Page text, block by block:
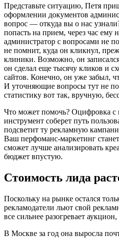
Представьте ситуацию, Петя
оформлении документов
вопрос — откуда вы о нас
попасть на прием, через час ему
администратор с вопросами не
не помнит, куда он кликнул,
клиники. Возможно, он
он сделал еще тысячу кликов и
сайтов. Конечно, он уже забыл,
И уточняющие вопросы тут не
статистику вот так, вручную,
Что может помочь? Оцифровка
инструмент соберет путь
подсветит ту рекламную
Ваш перфоманс-маркетинг
сможет лучше анализировать
бюджет впустую.
Стоимость лида
Поскольку на рынке остался
рекламодатели льют свой
все сильнее разогревает
В Москве за год она выросла